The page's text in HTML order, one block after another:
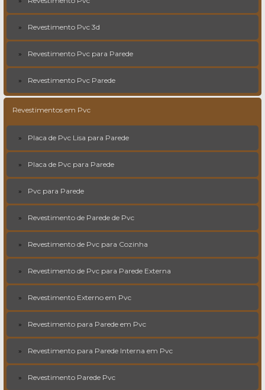
Revestimento Pvc 3d
Revestimento Pvc para Parede
Revestimento Pvc Parede
Revestimentos em Pvc
Placa de Pvc Lisa para Parede
Placa de Pvc para Parede
Pvc para Parede
Revestimento de Parede de Pvc
Revestimento de Pvc para Cozinha
Revestimento de Pvc para Parede Externa
Revestimento Externo em Pvc
Revestimento para Parede em Pvc
Revestimento para Parede Interna em Pvc
Revestimento Parede Pvc